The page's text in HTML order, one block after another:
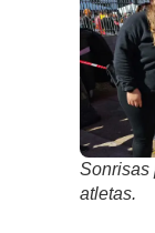
Sonrisas
atletas.